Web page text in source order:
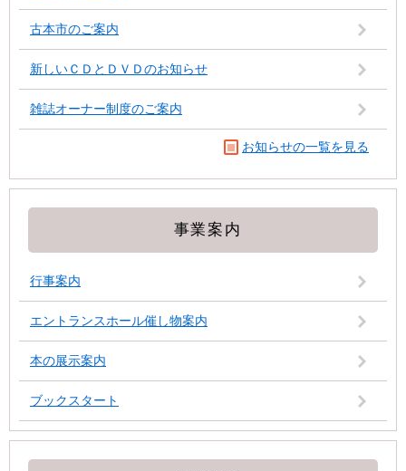
古本市のご案内
新しいＣＤとＤＶＤのお知らせ
雑誌オーナー制度のご案内
お知らせの一覧を見る
事業案内
行事案内
エントランスホール催し物案内
本の展示案内
ブックスタート